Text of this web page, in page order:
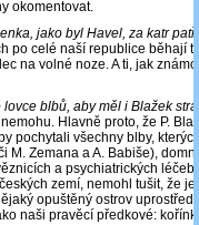
okomentovat.
jako byl Havel, za katr
po celé naší republice běhají
na volné noze. A ti, jak
lovce blbů, aby měl i Blažek
Hlavně proto, že P.
pochytali všechny blby,
Zemana a A. Babiše),
a psychiatrických
zemí, nemohl tušit, že
opuštěný ostrov uprostřed
naši pravěcí předkové: